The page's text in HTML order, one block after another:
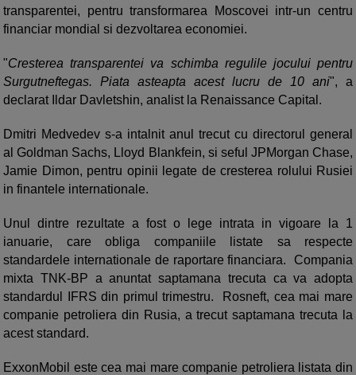
transparentei, pentru transformarea Moscovei intr-un centru
financiar mondial si dezvoltarea economiei.
"Cresterea transparentei va schimba regulile jocului pentru
Surgutneftegas. Piata asteapta acest lucru de 10 ani", a
declarat Ildar Davletshin, analist la Renaissance Capital.
Dmitri Medvedev s-a intalnit anul trecut cu directorul general
al Goldman Sachs, Lloyd Blankfein, si seful JPMorgan Chase,
Jamie Dimon, pentru opinii legate de cresterea rolului Rusiei
in finantele internationale.
Unul dintre rezultate a fost o lege intrata in vigoare la 1
ianuarie, care obliga companiile listate sa respecte
standardele internationale de raportare financiara. Compania
mixta TNK-BP a anuntat saptamana trecuta ca va adopta
standardul IFRS din primul trimestru. Rosneft, cea mai mare
companie petroliera din Rusia, a trecut saptamana trecuta la
acest standard.
ExxonMobil este cea mai mare companie petroliera listata din